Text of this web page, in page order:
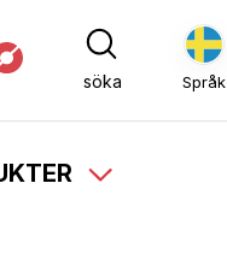
söka Språk